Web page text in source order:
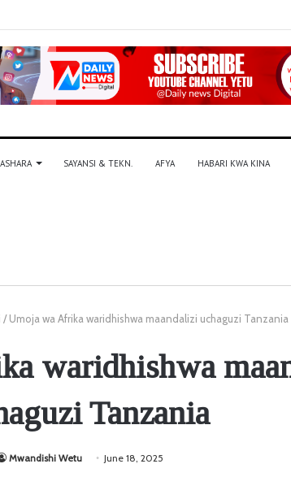
SAYANSI & TEKN. AFYA HABARI KWA KINA
/ Umoja wa Afrika waridhishwa maandalizi uchaguzi Tanzania
waridhishwa
Tanzania
Mwandishi Wetu June 18, 2025